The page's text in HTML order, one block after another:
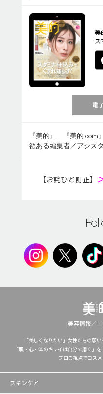
美
ス
電
『美的』、『美的.com
欲ある編集者／アシス
【お詫びと訂正】
美容情報／
「美しくなりたい」女性たちの願
「肌・心・体のキレイは自分で磨く」
プロの視点でコスメ
スキンケア